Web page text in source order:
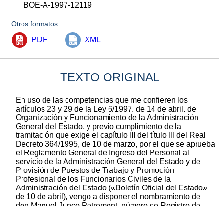
BOE-A-1997-12119
Otros formatos:
PDF XML
TEXTO ORIGINAL
En uso de las competencias que me confieren los
artículos 23 y 29 de la Ley 6/1997, de 14 de abril, de
Organización y Funcionamiento de la Administración
General del Estado, y previo cumplimiento de la
tramitación que exige el capítulo III del título III del Real
Decreto 364/1995, de 10 de marzo, por el que se aprueba
el Reglamento General de Ingreso del Personal al
servicio de la Administración General del Estado y de
Provisión de Puestos de Trabajo y Promoción
Profesional de los Funcionarios Civiles de la
Administración del Estado («Boletín Oficial del Estado»
de 10 de abril), vengo a disponer el nombramiento de